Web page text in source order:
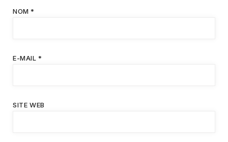
NOM*
E-MAIL*
SITE WEB